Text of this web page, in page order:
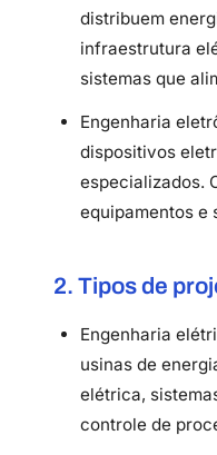
distribuem
infraestrutura
sistemas que
Engenharia
dispositivos
especializados.
equipamentos e
2. Tipos de
Engenharia
usinas de
elétrica,
controle de